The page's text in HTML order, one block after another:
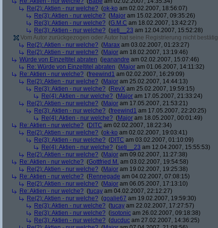
Re(2): Aktien - nur welche? (ok-ko am 02.02.2007, 18:56:07)
Re(3): Aktien - nur welche? (Major am 15.02.2007, 09:35:26)
Re(3): Aktien - nur welche? (G.M.C am 18.02.2007, 13:42:27)
Re(3): Aktien - nur welche? (seti__23 am 12.04.2007, 15:52:28)
Vom Autor zurückgezogen oder Autor hat seine Registrierung nicht
Re(2): Aktien - nur welche? (Marax am 03.02.2007, 01:23:27)
Re(2): Aktien - nur welche? (Major am 18.02.2007, 13:19:46)
Würde von Einzeltitel abraten (jeanandre am 02.02.2007, 15:07:46)
Re: Würde von Einzeltitel abraten (Major am 01.06.2007, 14:11:32)
Re: Aktien - nur welche? (freewind1 am 02.02.2007, 16:29:09)
Re(2): Aktien - nur welche? (Major am 25.02.2007, 14:44:13)
Re(3): Aktien - nur welche? (RevX am 25.02.2007, 19:59:15)
Re(4): Aktien - nur welche? (Major am 17.05.2007, 21:33:24)
Re(2): Aktien - nur welche? (Major am 17.05.2007, 21:53:21)
Re(3): Aktien - nur welche? (freewind1 am 17.05.2007, 22:20:25)
Re(4): Aktien - nur welche? (Major am 18.05.2007, 00:01:49)
Re: Aktien - nur welche? (DITC am 02.02.2007, 18:22:34)
Re(2): Aktien - nur welche? (ok-ko am 02.02.2007, 19:03:41)
Re(3): Aktien - nur welche? (DITC am 03.02.2007, 01:10:09)
Re(4): Aktien - nur welche? (seti__23 am 12.04.2007, 15:55:53)
Re(2): Aktien - nur welche? (Major am 09.02.2007, 11:27:38)
Re: Aktien - nur welche? (Gottfried M. am 03.02.2007, 19:54:58)
Re(2): Aktien - nur welche? (Major am 19.02.2007, 19:25:38)
Re: Aktien - nur welche? (Rennegade am 04.02.2007, 07:08:15)
Re(2): Aktien - nur welche? (Major am 06.05.2007, 17:13:10)
Re: Aktien - nur welche? (tucay am 04.02.2007, 22:12:27)
Re(2): Aktien - nur welche? (goalie67 am 19.02.2007, 19:59:30)
Re(3): Aktien - nur welche? (tucay am 22.02.2007, 17:27:57)
Re(3): Aktien - nur welche? (isotonic am 26.02.2007, 09:18:38)
Re(3): Aktien - nur welche? (ducduc am 27.02.2007, 14:36:25)